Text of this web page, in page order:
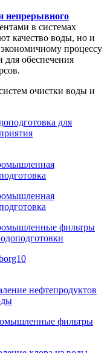
непрерывного
в системах
качество воды, но и
процессу
для обеспечения
очистки воды и